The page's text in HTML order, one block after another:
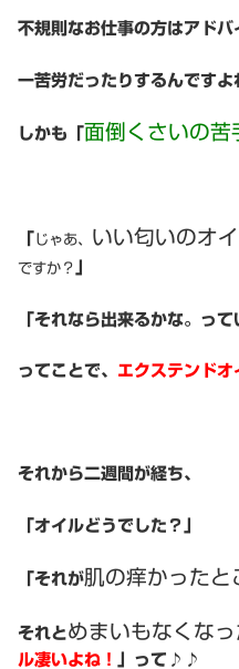
不規則なお仕事の方はアドバ
一苦労だったりするんですよ
しかも「面倒くさいの苦
「じゃあ、 いい匂いのオ
ですか？
「それなら出来るかな。っ
ってことで、 エクステンドオ
それから二週間が経ち、
「オイルどうでした？」
「それが肌の痒かったと
それと めまいもなくな
ル凄いよね！
」って♪♪